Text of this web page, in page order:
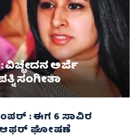
ವಿಚ್ಛೇದನ ಅರ್ಜಿ
ಸಂಗೀತಾ‌
: ಈಗ 6 ಸಾವಿರ
ಆಫರ್ ಘೋಷಣೆ